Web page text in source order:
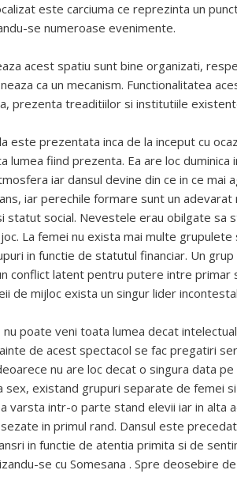
este carciuma ce reprezinta un
se numeroase evenimente.
acest spatiu sunt bine organizati,
ca un mecanism. Functionalitatea
prezenta treaditiilor si institutiile
este prezentata inca de la inceput cu
lumea fiind prezenta. Ea are loc duminica
iar dansul devine din ce in ce mai
iar perechile formare sunt un
statut social. Nevestele erau obilgate sa
La femei nu exista mai multe grupulete
in functie de statutul financiar. Un
conflict latent pentru putere intre primar
de mijloc exista un singur lider
nu poate veni toata lumea decat
de acest spectacol se fac pregatiri
nu are loc decat o singura data pe
sex, existand grupuri separate de femei
varsta intr-o parte stand elevii iar in alta
in primul rand. Dansul este
in functie de atentia primita si de
se cu Somesana . Spre deosebire